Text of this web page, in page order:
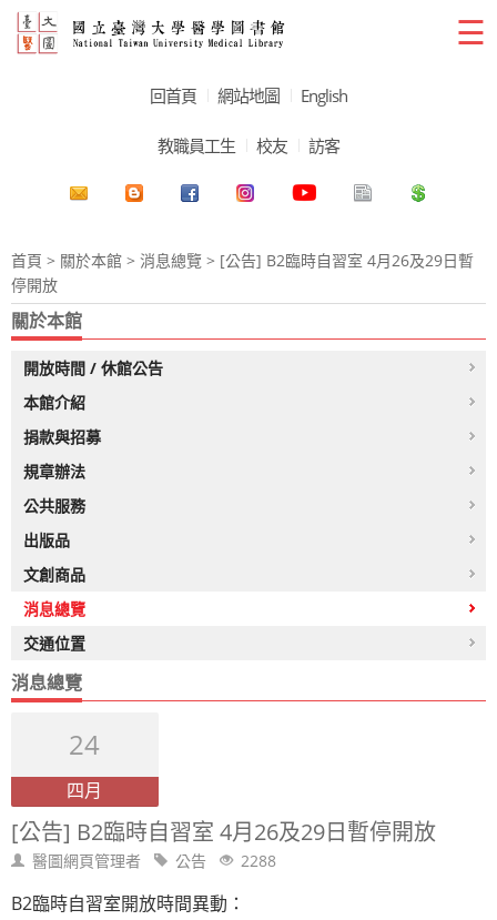
☰
回首頁 網站地圖 English
教職員工生 校友 訪客
首頁 > 關於本館 > 消息總覽 > [公告] B2臨時自習室 4月26及29日暫
停開放
關於本館
開放時間 / 休館公告
本館介紹
捐款與招募
規章辦法
公共服務
出版品
文創商品
消息總覽
交通位置
消息總覽
24
四月
[公告] B2臨時自習室 4月26及29日暫停開放
醫圖網頁管理者 公告 2288
B2臨時自習室開放時間異動：